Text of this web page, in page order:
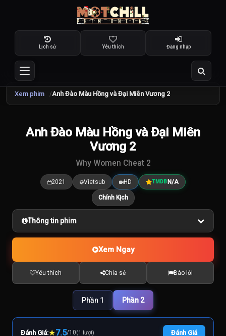
Lịch sử Yêu thích Đăng nhập
Xem phim Anh Đào Màu Hồng và Đại Miên Vương 2
7.5
Anh Đào Màu Hồng và Đại Miên
Vương 2
Why Women Cheat 2
2021 Vietsub HD TMDB N/A
Chính Kịch
Thông tin phim
Xem Ngay
Yêu thích Chia sẻ Báo lỗi
Phần 1 Phần 2
Đánh Giá:★7.5/10(1 lượt) Đánh Giá